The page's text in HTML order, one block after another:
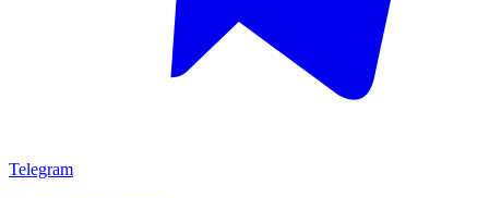
Telegram